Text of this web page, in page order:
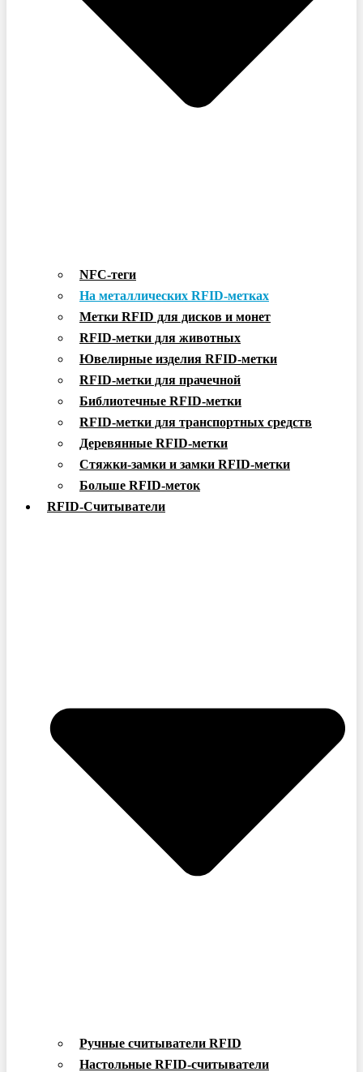
NFC-теги
На металлических RFID-метках
Метки RFID для дисков и монет
RFID-метки для животных
Ювелирные изделия RFID-метки
RFID-метки для прачечной
Библиотечные RFID-метки
RFID-метки для транспортных средств
Деревянные RFID-метки
Стяжки-замки и замки RFID-метки
Больше RFID-меток
RFID-Считыватели
Ручные считыватели RFID
Настольные RFID-считыватели